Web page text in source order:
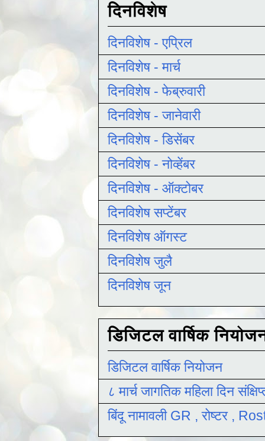
दिनविशेष
दिनविशेष - एप्रिल
दिनविशेष - मार्च
दिनविशेष - फेब्रुवारी
दिनविशेष - जानेवारी
दिनविशेष - डिसेंबर
दिनविशेष - नोव्हेंबर
दिनविशेष - ऑक्टोबर
दिनविशेष सप्टेंबर
दिनविशेष ऑगस्ट
दिनविशेष जुलै
दिनविशेष जून
डिजिटल वार्षिक
डिजिटल वार्षिक नियोजन
८ मार्च जागतिक महिला दिन
बिंदू नामावली GR , रोष्टर ,